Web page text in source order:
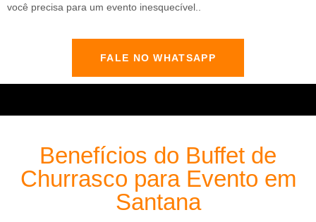
você precisa para um evento inesquecível..
FALE NO WHATSAPP
Benefícios do Buffet de
Churrasco para Evento em
Santana